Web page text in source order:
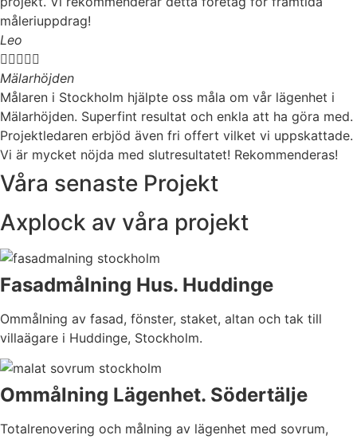
måleriuppdrag!
Leo

Mälarhöjden
Målaren i Stockholm hjälpte oss måla om vår lägenhet i
Mälarhöjden. Superfint resultat och enkla att ha göra med.
Projektledaren erbjöd även fri offert vilket vi uppskattade.
Vi är mycket nöjda med slutresultatet! Rekommenderas!
Våra senaste Projekt
Axplock av våra projekt
Fasadmålning Hus. Huddinge
Ommålning av fasad, fönster, staket, altan och tak till
villaägare i Huddinge, Stockholm.
Ommålning Lägenhet. Södertälje
Totalrenovering och målning av lägenhet med sovrum,